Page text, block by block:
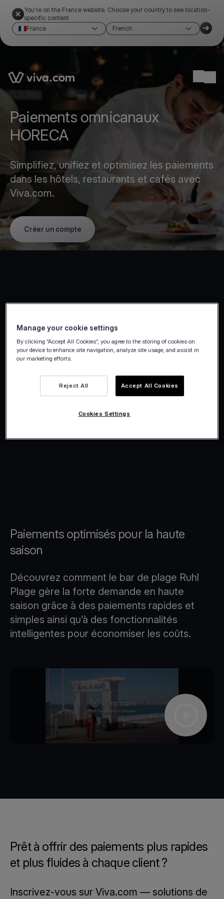
You're on the France website. Choose your country to see location-
specific content
France
French
Link to the homepage
Paiements omnicanaux
HORECA
Simplifiez, unifiez et optimisez les paiements
dans les hôtels, restaurants et cafés avec
Viva.com.
Créer un compte
Paiements optimisés pour la haute
saison
Découvrez comment le bar de plage Ruhl
Plage gère la forte demande en haute
saison grâce à des paiements rapides et
simples ainsi qu’à des fonctionnalités
intelligentes pour économiser les coûts.
Prêt à offrir des paiements plus rapides
et plus fluides à chaque client ?
Inscrivez-vous sur Viva.com — solutions de
Manage your cookie settings
By clicking “Accept All Cookies”, you agree to the storing of cookies on
your device to enhance site navigation, analyze site usage, and assist in
our marketing efforts.
Reject All Accept All Cookies
Cookies Settings